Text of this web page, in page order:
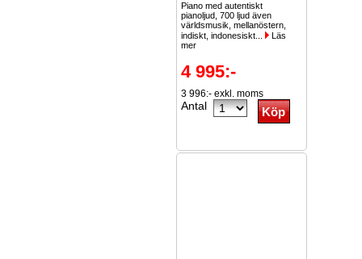
Piano med autentiskt
pianoljud, 700 ljud även
världsmusik, mellanöstern,
indiskt, indonesiskt...
Läs
mer
4 995:-
3 996:- exkl. moms
Antal